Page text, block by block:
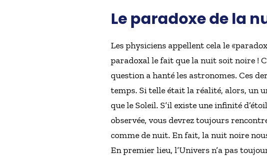
Le paradoxe de la
Les physiciens appellent cela le
paradoxal le fait que la nuit soit noire !
question a hanté les astronomes. Ces
temps. Si telle était la réalité, alors, un
que le Soleil. S’il existe une infinité
observée, vous devrez toujours
comme de nuit. En fait, la nuit noire
En premier lieu, l’Univers n’a pas